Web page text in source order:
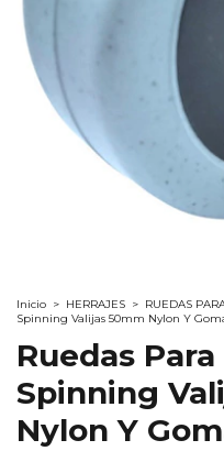
Inicio > HERRAJES > RUEDAS
Spinning Valijas 50mm Nylon Y
Ruedas
Spinning
Nylon Y